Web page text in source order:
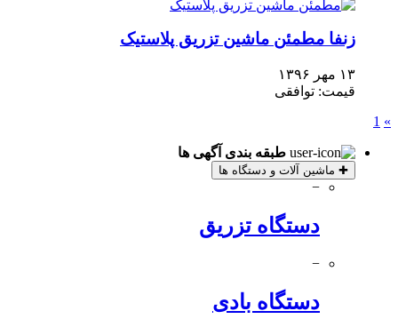
زنفا مطمئن ماشین تزریق پلاستیک
۱۳ مهر ۱۳۹۶
قیمت: توافقی
»
1
طبقه بندی آگهی ها
✚ ماشین آلات و دستگاه ها
−
دستگاه تزریق
−
دستگاه بادی